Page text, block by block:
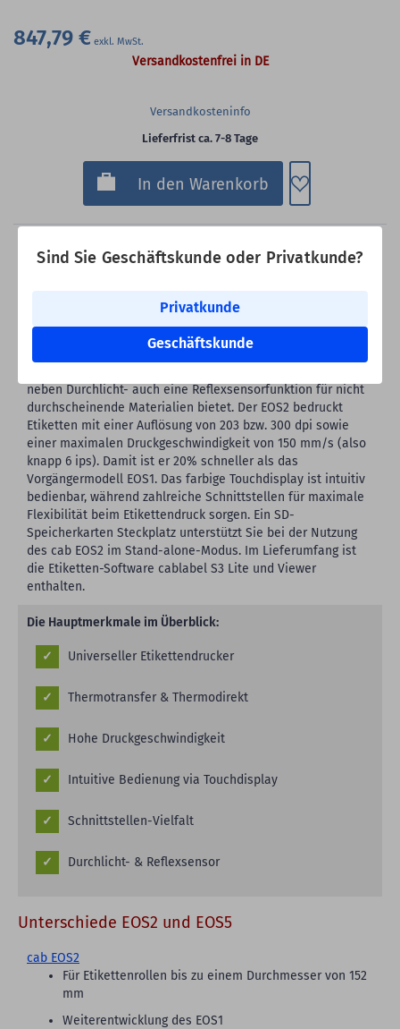
Sind Sie Geschäftskunde oder Privatkunde?
Privatkunde
Geschäftskunde
847,79 €
Versandkostenfrei in DE
Versandkosteninfo
Lieferfrist ca. 7-8 Tage
In den Warenkorb Zum
Der cab EOS2 Etikettendrucker ist der verbesserte
zuverlässige Thermotransferdrucker besitzt einen deutlich
neben Durchlicht- auch eine Reflexsensorfunktion für nicht
durchscheinende Materialien bietet. Der EOS2 bedruckt
Etiketten mit einer Auflösung von 203 bzw. 300 dpi sowie
einer maximalen Druckgeschwindigkeit von 150 mm/s (also
knapp 6 ips). Damit ist er 20% schneller als das
Vorgängermodell EOS1. Das farbige Touchdisplay ist intuitiv
bedienbar, während zahlreiche Schnittstellen für maximale
Flexibilität beim Etikettendruck sorgen. Ein SD-
Speicherkarten Steckplatz unterstützt Sie bei der Nutzung
des cab EOS2 im Stand-alone-Modus. Im Lieferumfang ist
die Etiketten-Software cablabel S3 Lite und Viewer
enthalten.
Die Hauptmerkmale im Überblick:
Universeller Etikettendrucker
Thermotransfer & Thermodirekt
Hohe Druckgeschwindigkeit
Intuitive Bedienung via Touchdisplay
Schnittstellen-Vielfalt
Durchlicht- & Reflexsensor
Unterschiede EOS2 und EOS5
cab EOS2
Für Etikettenrollen bis zu einem Durchmesser von 152
mm
Weiterentwicklung des EOS1